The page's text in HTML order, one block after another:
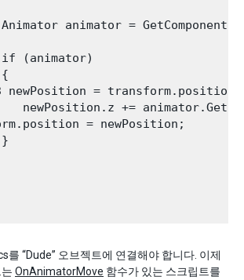
animator =
(animator)
newPosition = transform.position;
newPosition.z +=
= newPosition;
를 “Dude” 오브젝트에 연결해야 합니다. 이제
OnAnimatorMove 함수가 있는 스크립트를